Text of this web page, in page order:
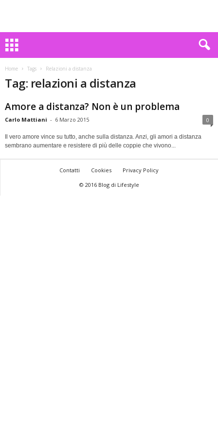
Home Tags Relazioni a distanza
Tag: relazioni a distanza
Amore a distanza? Non è un problema
Carlo Mattiani - 6 Marzo 2015 0
Il vero amore vince su tutto, anche sulla distanza. Anzi, gli amori a distanza
sembrano aumentare e resistere di più delle coppie che vivono...
Contatti Cookies
Privacy Policy
© 2016 Blog di Lifestyle